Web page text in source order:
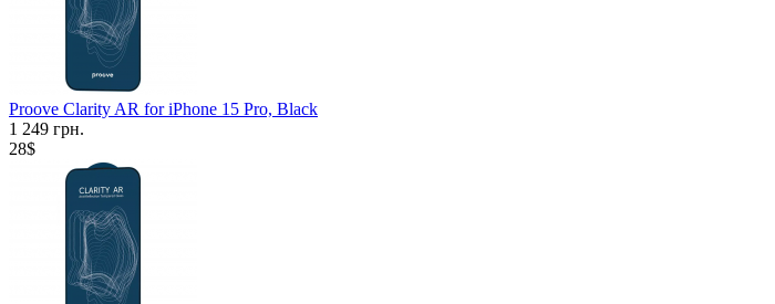
Proove Clarity AR for iPhone 15 Pro, Black
1 249 грн.
28$